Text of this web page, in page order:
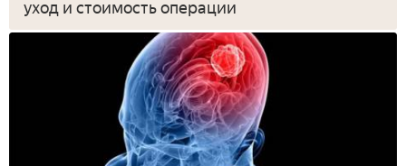
уход и стоимость операции